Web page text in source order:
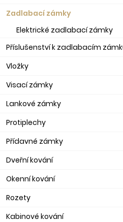
Zadlabací zámky
Elektrické zadlabací zámky
Příslušenství k zadlabacím
Vložky
Visací zámky
Lankové zámky
Protiplechy
Přídavné zámky
Dveřní kování
Okenní kování
Rozety
Kabinové kování